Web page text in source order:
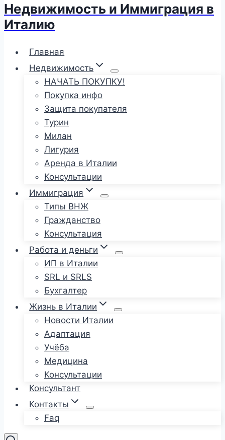
Недвижимость и Иммиграция в
Италию
Главная
Недвижимость
НАЧАТЬ ПОКУПКУ!
Покупка инфо
Защита покупателя
Турин
Милан
Лигурия
Аренда в Италии
Консультации
Иммиграция
Типы ВНЖ
Гражданство
Консультация
Работа и деньги
ИП в Италии
SRL и SRLS
Бухгалтер
Жизнь в Италии
Новости Италии
Адаптация
Учёба
Медицина
Консультации
Консультант
Контакты
Faq